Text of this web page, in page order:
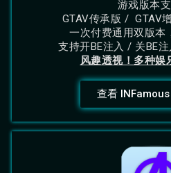
游戏版本支
GTAV传承版 / GTAV
一次付费通用双版本
支持开BE注入 / 关BE
风趣透视！多种娱
查看